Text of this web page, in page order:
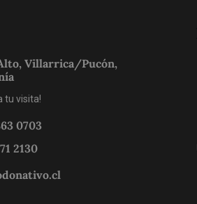
Villarrica/Pucón,
tu visita!
0703
2130